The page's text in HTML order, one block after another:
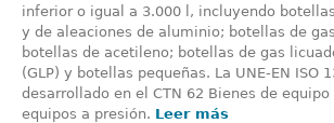
inferior o igual a 3.000 l, incluyendo
y de aleaciones de aluminio; botellas de
botellas de acetileno; botellas de gas
(GLP) y botellas pequeñas. La UNE-EN ISO
desarrollado en el CTN 62 Bienes de
equipos a presión. Leer más